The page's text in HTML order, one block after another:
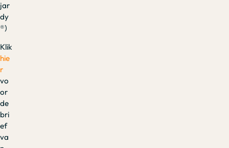
jar
dy
®)
Klik
hie
r
vo
or
de
bri
ef
va